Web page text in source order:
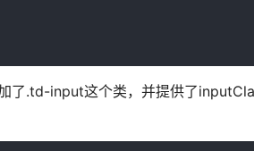
了.td-input这个类，并提供了